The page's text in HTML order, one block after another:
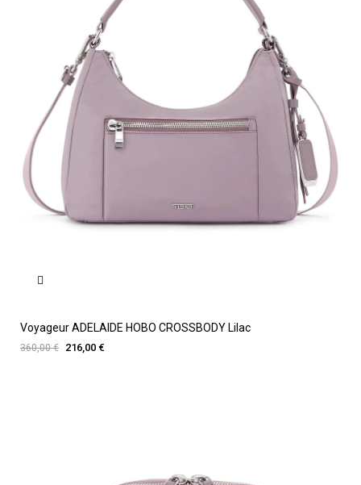
Voyageur ADELAIDE HOBO CROSSBODY Lilac
360,00 € 216,00 €